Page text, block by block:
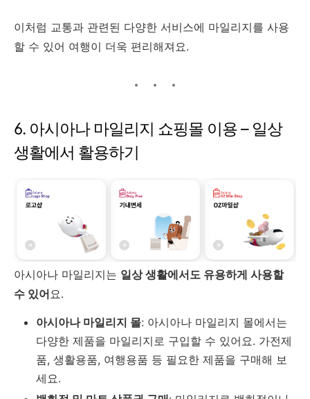
이처럼 교통과 관련된 다양한 서비스에 마일리지를 사용
할 수 있어 여행이 더욱 편리해져요.
6. 아시아나 마일리지 쇼핑몰 이용 – 일상
생활에서 활용하기
아시아나 마일리지는 일상 생활에서도 유용하게 사용할
수 있어요.
아시아나 마일리지 몰: 아시아나 마일리지 몰에서는
다양한 제품을 마일리지로 구입할 수 있어요. 가전제
품, 생활용품, 여행용품 등 필요한 제품을 구매해 보
세요.